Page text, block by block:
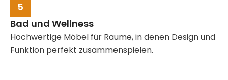
5
Bad und Wellness
Hochwertige Möbel für Räume, in denen Design und
Funktion perfekt zusammenspielen.